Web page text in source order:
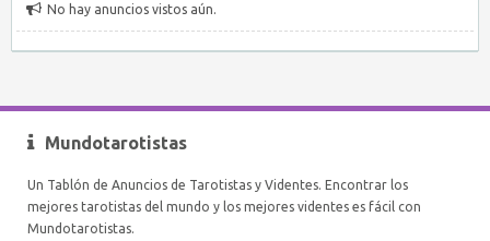
No hay anuncios vistos aún.
Mundotarotistas
Un Tablón de Anuncios de Tarotistas y Videntes. Encontrar los
mejores tarotistas del mundo y los mejores videntes es fácil con
Mundotarotistas.